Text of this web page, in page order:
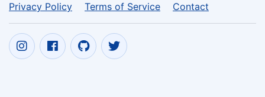
Privacy Policy Terms of Service Contact